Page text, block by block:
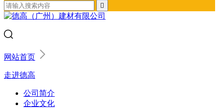

网站首页
走进德高
公司简介
企业文化